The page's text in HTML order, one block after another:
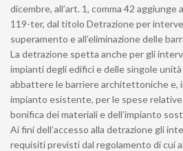
dicembre, all’art. 1, comma 42 aggiunge
119-ter, dal titolo Detrazione per
superamento e all’eliminazione delle
La detrazione spetta anche per gli
impianti degli edifici e delle singole
abbattere le barriere architettoniche e,
impianto esistente, per le spese
bonifica dei materiali e dell’impianto
Ai fini dell’accesso alla detrazione gli
requisiti previsti dal regolamento di cui